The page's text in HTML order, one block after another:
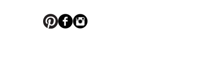
puisse en profiter.
Palladium, ou habillés de motifs